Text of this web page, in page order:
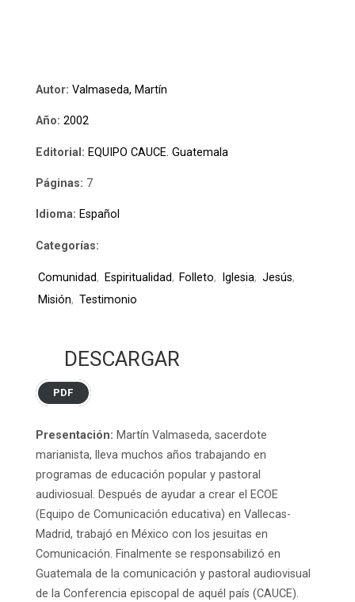
Autor: Valmaseda, Martín
Año: 2002
Editorial: EQUIPO CAUCE. Guatemala
Páginas: 7
Idioma: Español
Categorías:
Comunidad, Espiritualidad, Folleto, Iglesia, Jesús,
Misión, Testimonio
DESCARGAR
PDF
Presentación: Martín Valmaseda, sacerdote
marianista, lleva muchos años trabajando en
programas de educación popular y pastoral
audiviosual. Después de ayudar a crear el ECOE
(Equipo de Comunicación educativa) en Vallecas-
Madrid, trabajó en México con los jesuitas en
Comunicación. Finalmente se responsabilizó en
Guatemala de la comunicación y pastoral audiovisual
de la Conferencia episcopal de aquél país (CAUCE).